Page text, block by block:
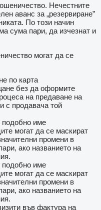
Нечестните
аванс за „резервиране”
По този начин
сума пари, да изчезнат и
могат да се
по карта
без да оформите
на предаване на
с продавача той
име
могат да се маскират
промени в
ако названието на
име
могат да се маскират
промени в
ако названието на
във фактура на